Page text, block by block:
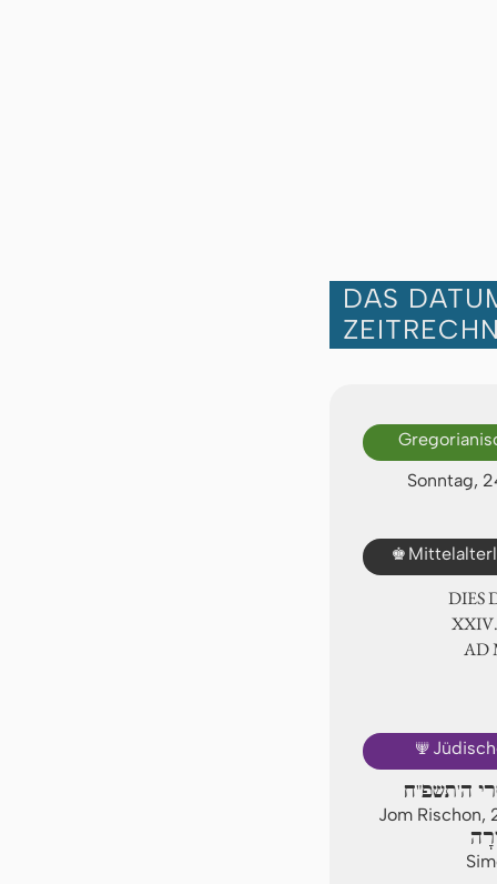
DAS
Sonntag,
♚
DIES
ⅩⅩⅣ.
🕎
ה'תשפ"ח
Jom Rischon,